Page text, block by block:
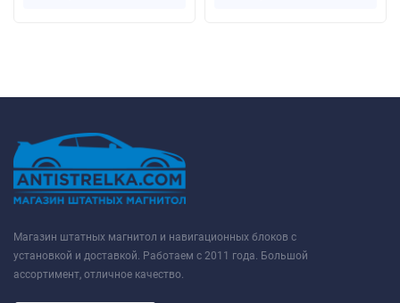
Магазин штатных магнитол и навигационных блоков с
установкой и доставкой. Работаем с 2011 года. Большой
ассортимент, отличное качество.